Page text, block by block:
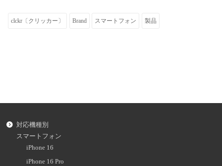
clckr〔クリッカー〕 Brand スマートフォン 製品
対応機種別
スマートフォン
iPhone 16
iPhone 16 Pro